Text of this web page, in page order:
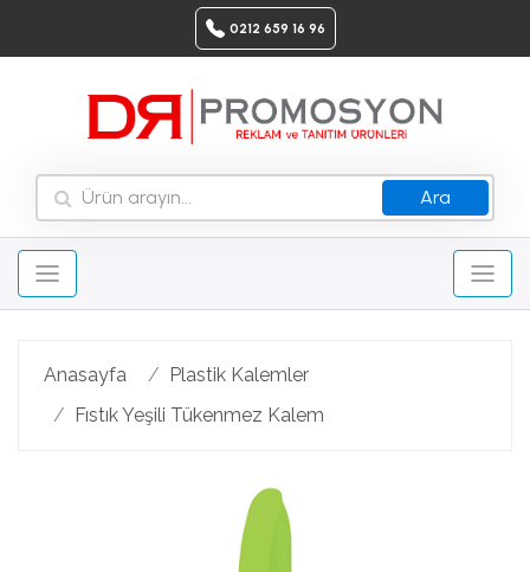
0212 659 16 96
Ara
Anasayfa
Plastik Kalemler
Fıstık Yeşili Tükenmez Kalem